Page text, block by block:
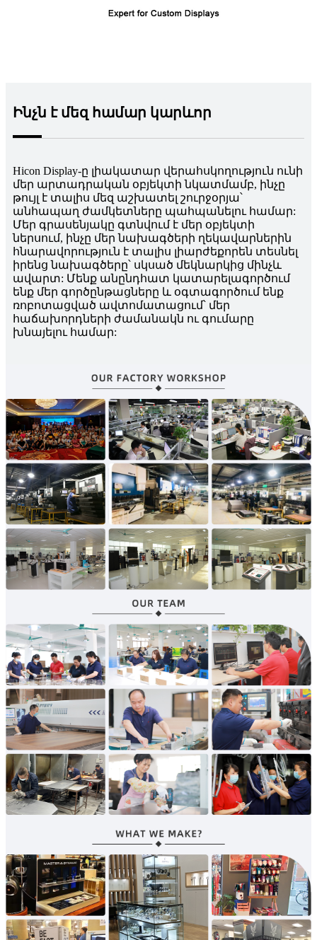
Ինչն է մեզ համար կարևոր
Hicon Display-ը լիակատար վերահսկողություն ունի
մեր արտադրական օբյեկտի նկատմամբ, ինչը
թույլ է տալիս մեզ աշխատել շուրջօրյա՝
անհապաղ ժամկետները պահպանելու համար:
Մեր գրասենյակը գտնվում է մեր օբյեկտի
ներսում, ինչը մեր նախագծերի ղեկավարներին
հնարավորություն է տալիս լիարժեքորեն տեսնել
իրենց նախագծերը՝ սկսած մեկնարկից մինչև
ավարտ: Մենք անընդհատ կատարելագործում
ենք մեր գործընթացները և օգտագործում ենք
ռոբոտացված ավտոմատացում՝ մեր
հաճախորդների ժամանակն ու գումարը
խնայելու համար: